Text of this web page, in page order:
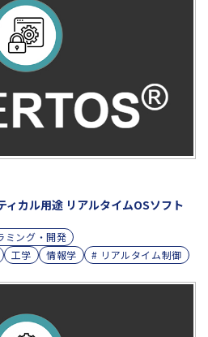
ィカル用途 リアルタイムOSソフト
ミング・開発
工学 情報学
# リアルタイム制御